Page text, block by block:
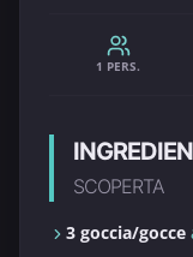
1 PERS.
SCOPERTA
3 goccia/gocce